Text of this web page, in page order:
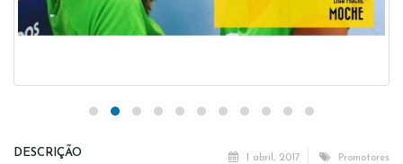
1 abril, 2017 Promotores
DESCRIÇÃO